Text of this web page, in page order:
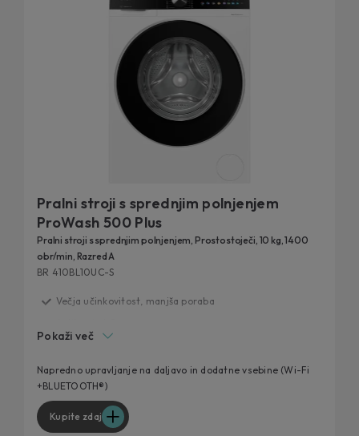
Nenazadnje so naši pralni stroji s sprednjim polnjenjem
preizkušeni za dolgo življenjsko dobo:odkrijte
podrobnosti naših 20-letnih testov vzdržljivosti.
Pralni stroji s sprednjim polnjenjem
ProWash 500 Plus
Pralni stroji s sprednjim polnjenjem, Prostostoječi, 10 kg, 1400
obr/min, Razred A
BR 410BL10UC-S
Večja učinkovitost, manjša poraba
Možnost dodatnega izpiranja
Tehnologija ProActive Wash
Pokaži več
Napredno upravljanje na daljavo in dodatne vsebine (Wi-Fi
+BLUETOOTH®)
Kupite zdaj